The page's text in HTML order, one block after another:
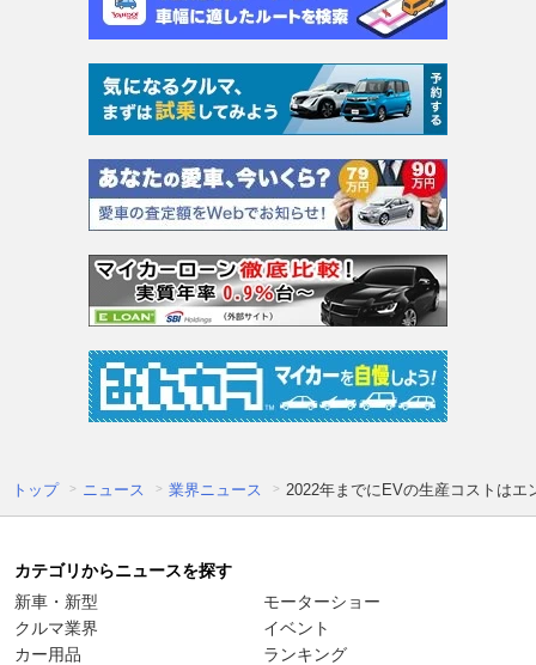
トップ ニュース 業界ニュース 2022年までにEVの生産コストは
カテゴリからニュースを探す
新車・新型
クルマ業界
カー用品
モーターショー
イベント
ランキング